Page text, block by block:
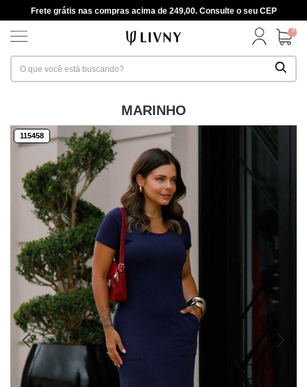
Frete grátis nas compras acima de 249,00. Consulte o seu CEP
0
MARINHO
115458